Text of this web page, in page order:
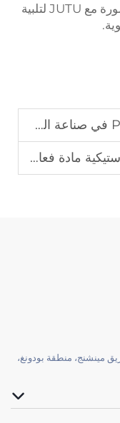
ودائمة. اجعل مشاريعك تبدو بأفضل صورة مع JUTU لتلبية
التكلفة للتصميم الداخلي
برج شنغهاي للمعلومات، رقم 1403، طريق مينشنج، منطقة بودونغ،